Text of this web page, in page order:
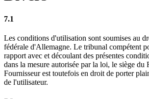
7.1
Les conditions d'utilisation sont soumises au
fédérale d'Allemagne. Le tribunal compétent
rapport avec et découlant des présentes
dans la mesure autorisée par la loi, le siège du
Fournisseur est toutefois en droit de porter
de l'utilisateur.